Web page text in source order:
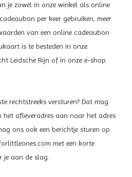
je zowel in onze winkel als online
per keer gebruiken, meer
van een online cadeaubon
is te besteden in onze
Leidsche Rijn of in onze e-shop
rechtstreeks versturen? Dat mag
afleveradres aan naar het adres
ons ook een berichtje sturen op
met een korte
aan de slag.